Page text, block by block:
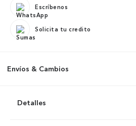
Escríbenos
Solicita tu credito
Envíos & Cambios
Detalles